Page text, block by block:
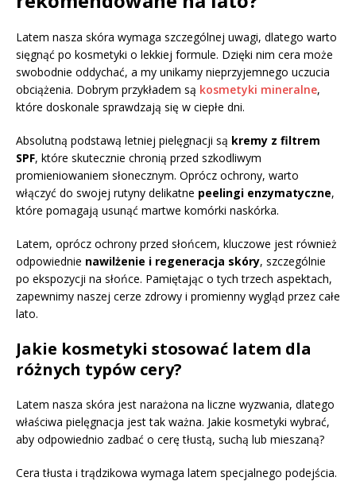
Latem nasza skóra wymaga szczególnej uwagi, dlatego warto
sięgnąć po kosmetyki o lekkiej formule. Dzięki nim cera może
swobodnie oddychać, a my unikamy nieprzyjemnego uczucia
obciążenia. Dobrym przykładem są kosmetyki mineralne,
które doskonale sprawdzają się w ciepłe dni.
Absolutną podstawą letniej pielęgnacji są kremy z filtrem
SPF, które skutecznie chronią przed szkodliwym
promieniowaniem słonecznym. Oprócz ochrony, warto
włączyć do swojej rutyny delikatne peelingi enzymatyczne,
które pomagają usunąć martwe komórki naskórka.
Latem, oprócz ochrony przed słońcem, kluczowe jest również
odpowiednie nawilżenie i regeneracja skóry, szczególnie
po ekspozycji na słońce. Pamiętając o tych trzech aspektach,
zapewnimy naszej cerze zdrowy i promienny wygląd przez całe
lato.
Jakie kosmetyki stosować latem dla
różnych typów cery?
Latem nasza skóra jest narażona na liczne wyzwania, dlatego
właściwa pielęgnacja jest tak ważna. Jakie kosmetyki wybrać,
aby odpowiednio zadbać o cerę tłustą, suchą lub mieszaną?
Cera tłusta i trądzikowa wymaga latem specjalnego podejścia.